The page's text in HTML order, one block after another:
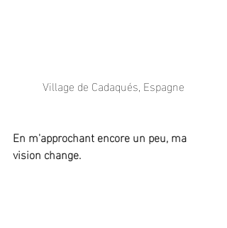
Village de Cadaqués, Espagne
En m'approchant encore un peu, ma
vision change.